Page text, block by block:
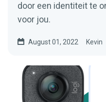
door een identiteit te
voor jou.
August 01, 2022 Kevin